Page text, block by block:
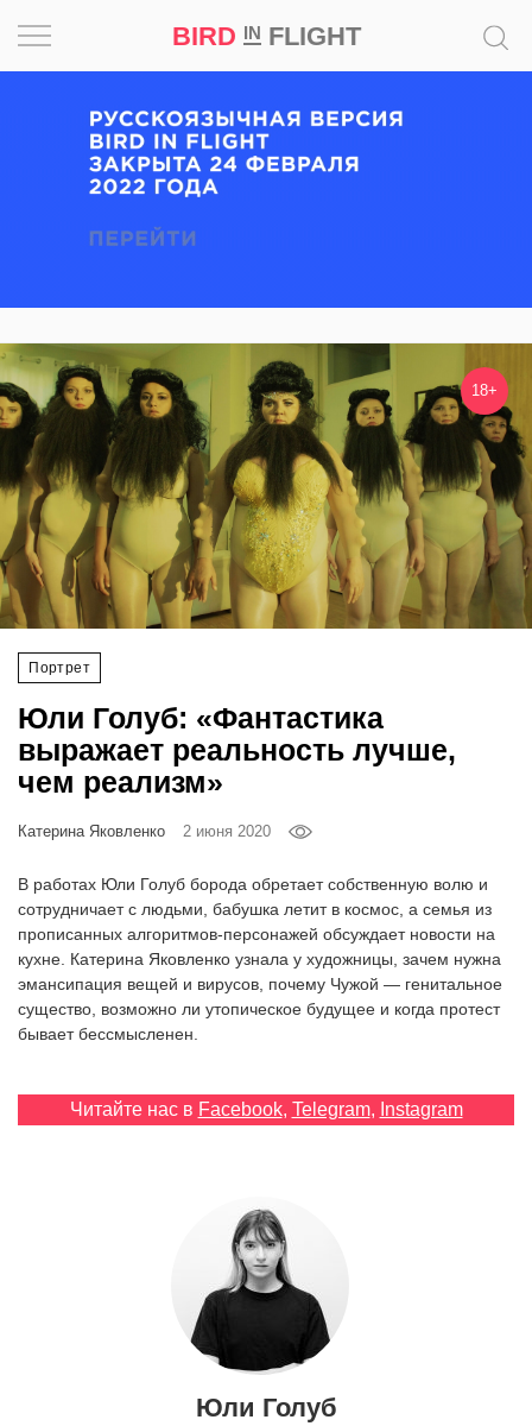
BIRD INFLIGHT
18+
Портрет
Юли Голуб: «Фантастика
выражает реальность лучше,
чем реализм»
Катерина Яковленко 2 июня 2020
В работах Юли Голуб борода обретает собственную волю и
сотрудничает с людьми, бабушка летит в космос, а семья из
прописанных алгоритмов-персонажей обсуждает новости на
кухне. Катерина Яковленко узнала у художницы, зачем нужна
эмансипация вещей и вирусов, почему Чужой — генитальное
существо, возможно ли утопическое будущее и когда протест
бывает бессмысленен.
Читайте нас в Facebook, Telegram, Instagram
Юли Голуб